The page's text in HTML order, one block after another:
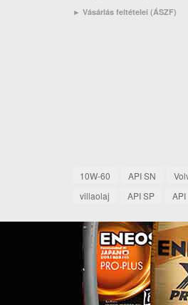
► Vásárlás feltételei (ÁSZF)
10W-60 API SN
villaolaj
API SP API